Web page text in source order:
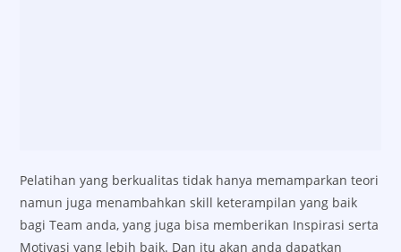
Pelatihan yang berkualitas tidak hanya memamparkan teori
namun juga menambahkan skill keterampilan yang baik
bagi Team anda, yang juga bisa memberikan Inspirasi serta
Motivasi yang lebih baik. Dan itu akan anda dapatkan